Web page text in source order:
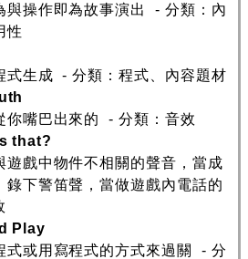
與操作即為故事演出 - 分類：內
性
式生成 - 分類：程式、內容題材
你嘴巴出來的 - 分類：音效
that?
遊戲中物件不相關的聲音，當成
錄下警笛聲，當做遊戲內電話的
Play
式或用寫程式的方式來過關 - 分